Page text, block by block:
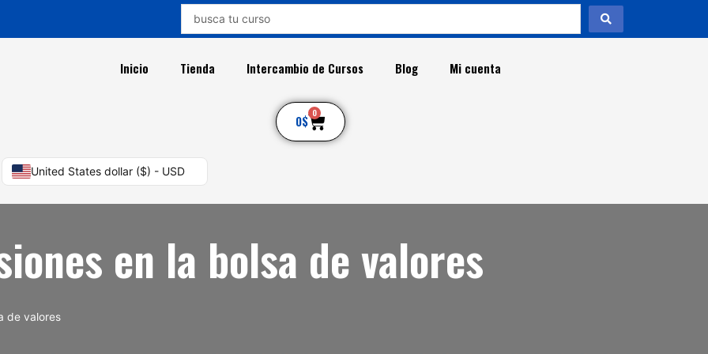
Search
...
Inicio Tienda Intercambio de Cursos Blog Mi cuenta
0$ 0 Cart
United States dollar ($) - USD
en la bolsa de valores
de valores